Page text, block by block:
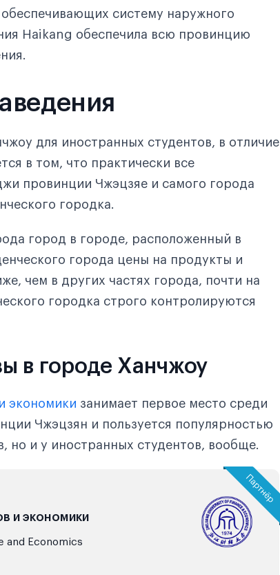
систему наружного
Haikang обеспечила всю провинцию
для иностранных студентов, в отличие
в том, что практически все
провинции Чжэцзяе и самого города
городка.
город в городе, расположенный в
города цены на продукты и
чем в других частях города, почти на
городка строго контролируются
в городе Ханчжоу
экономики занимает первое место среди
Чжэцзян и пользуется популярностью
но и у иностранных студентов, вообще.
и экономики
and Economics